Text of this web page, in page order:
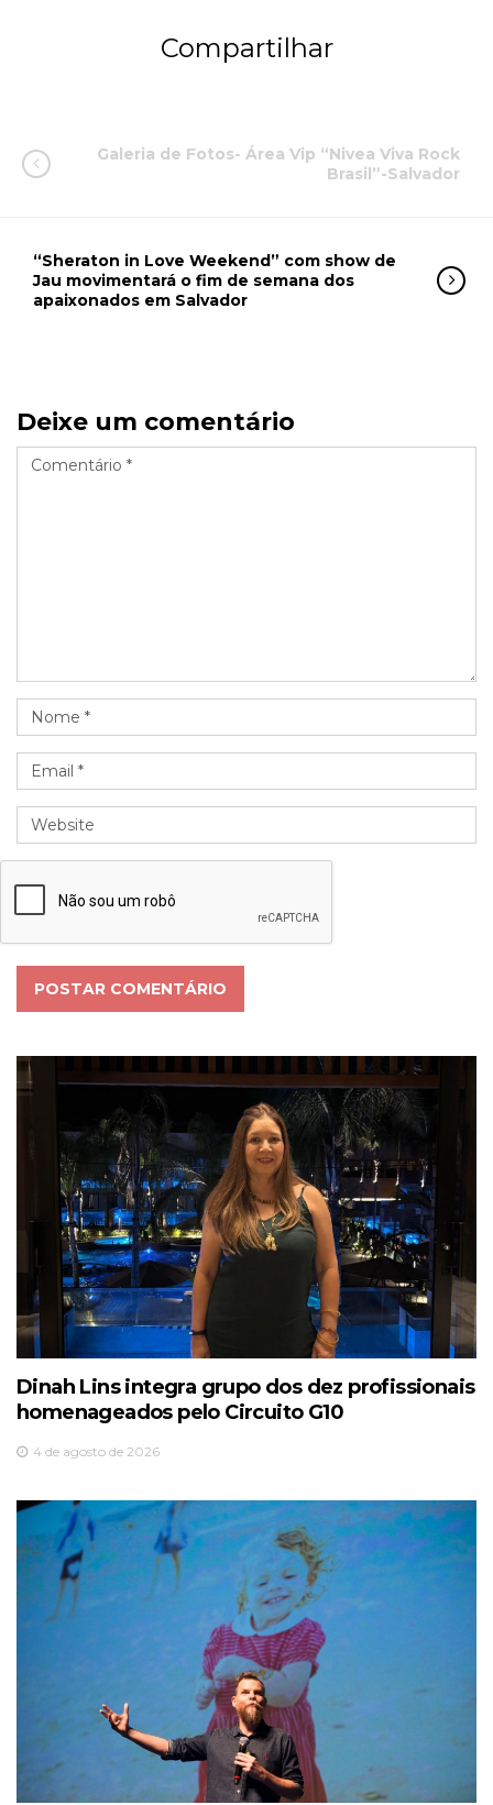
Compartilhar
Galeria de Fotos- Área Vip “Nivea Viva Rock
Brasil”-Salvador
“Sheraton in Love Weekend” com show de
Jau movimentará o fim de semana dos
apaixonados em Salvador
Deixe um comentário
POSTAR COMENTÁRIO
Dinah Lins integra grupo dos dez profissionais
homenageados pelo Circuito G10
4 de agosto de 2026